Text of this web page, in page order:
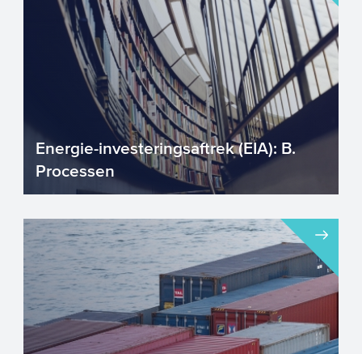
Energie-investeringsaftrek (EIA): B.
Processen
Energie-investeringsaftrek (EIA) –
Hoofdstuk B. Processen. Investeringen in
technieken die ene...